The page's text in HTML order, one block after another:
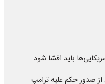
باید افشا شود
صدور حکم علیه ترامپ